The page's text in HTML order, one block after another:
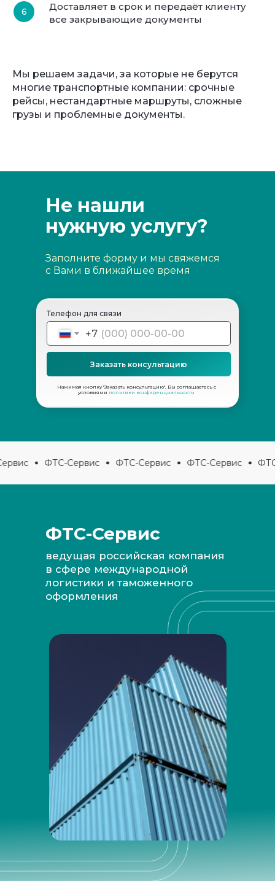
Доставляет в срок и передаёт клиенту
все закрывающие документы
Мы решаем задачи, за которые не берутся
многие транспортные компании: срочные
рейсы, нестандартные маршруты, сложные
грузы и проблемные документы.
Нажимая кнопку "Заказать консультацию", Вы соглашаетесь с
условиями политики конфиденциальности
Телефон для связи
+7
Заказать консультацию
Не нашли
нужную услугу?
Заполните форму и мы свяжемся
с Вами в ближайшее время
ФТС-Сервис ФТС-Сервис ФТС-Сервис
ведущая российская компания
в сфере международной
логистики и таможенного
оформления
ФТС-Сервис
Наши преимущества для вас: